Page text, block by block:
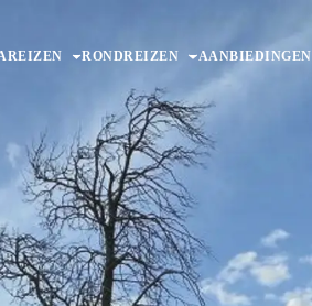
RONDREIZEN AANBIEDINGEN